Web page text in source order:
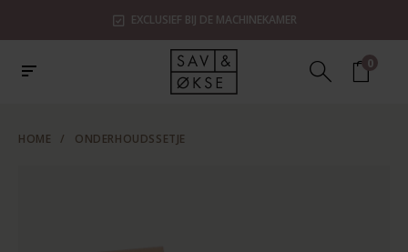
EXCLUSIEF BIJ DE MACHINEKAMER
0
HOME / ONDERHOUDSSETJE